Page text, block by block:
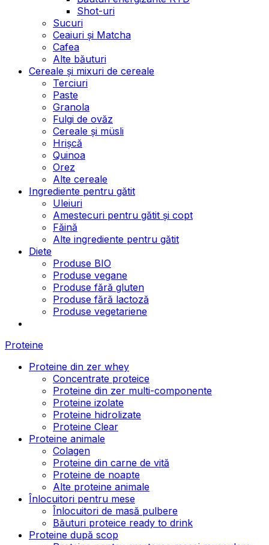
Shot-uri
Sucuri
Ceaiuri și Matcha
Cafea
Alte băuturi
Cereale și mixuri de cereale
Terciuri
Paste
Granola
Fulgi de ovăz
Cereale și müsli
Hrișcă
Quinoa
Orez
Alte cereale
Ingrediente pentru gătit
Uleiuri
Amestecuri pentru gătit și copt
Făină
Alte ingrediente pentru gătit
Diete
Produse BIO
Produse vegane
Produse fără gluten
Produse fără lactoză
Produse vegetariene
Proteine
Proteine din zer whey
Concentrate proteice
Proteine din zer multi-componente
Proteine izolate
Proteine hidrolizate
Proteine Clear
Proteine animale
Colagen
Proteine din carne de vită
Proteine de noapte
Alte proteine animale
Înlocuitori pentru mese
Înlocuitori de masă pulbere
Băuturi proteice ready to drink
Proteine după scop